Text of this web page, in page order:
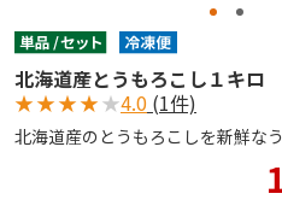
北海道産とうもろこし１キロ
★★★★★4.0 (1件)
北海道産のとうもろこしを新鮮な